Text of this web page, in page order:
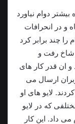
دوام نیاورد
و در انحرافات
را چند برابر کرد
شاخ رفت و
ان قدر کار های
ارسال می
لایو های او
که در لایو
داد. این کار